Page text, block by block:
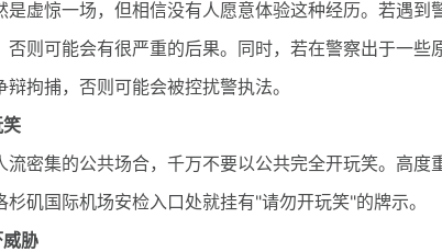
是虚惊一场，但相信没有人愿意体验这种经历。若遇到
否则可能会有很严重的后果。同时，若在警察出于一些
拘捕，否则可能会被控扰警执法。
集的公共场合，千万不要以公共完全开玩笑。高度
矶国际机场安检入口处就挂有"请勿开玩笑"的牌示。
胁